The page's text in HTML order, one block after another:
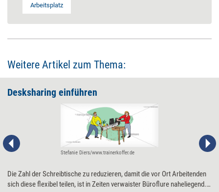
Arbeitsplatz
Weitere Artikel zum Thema:
Desksharing einführen
Stefanie Diers/www.trainerkoffer.de
Die Zahl der Schreibtische zu reduzieren, damit die vor Ort Arbeitenden
sich diese flexibel teilen, ist in Zeiten verwaister Büroflure naheliegend.